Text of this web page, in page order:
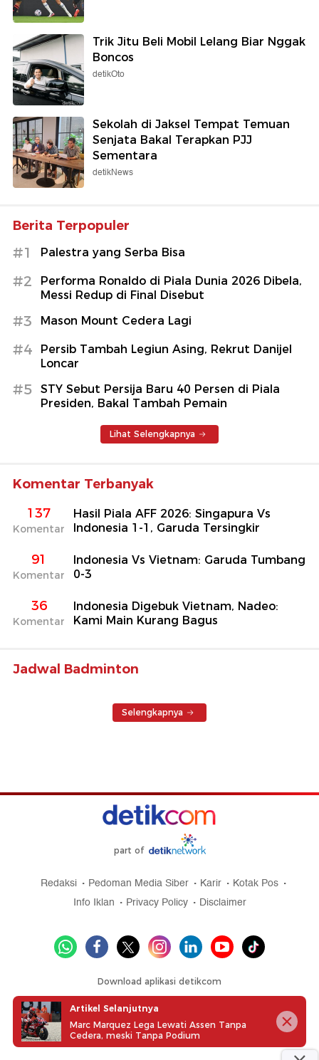
Trik Jitu Beli Mobil Lelang Biar Nggak
Boncos
detikOto
Sekolah di Jaksel Tempat Temuan
Senjata Bakal Terapkan PJJ
Sementara
detikNews
Berita Terpopuler
#1 Palestra yang Serba Bisa
#2
Performa Ronaldo di Piala Dunia 2026 Dibela,
Messi Redup di Final Disebut
#3 Mason Mount Cedera Lagi
#4
Persib Tambah Legiun Asing, Rekrut Danijel
Loncar
#5
STY Sebut Persija Baru 40 Persen di Piala
Presiden, Bakal Tambah Pemain
Lihat Selengkapnya
Komentar Terbanyak
137
Komentar
Hasil Piala AFF 2026: Singapura Vs
Indonesia 1-1, Garuda Tersingkir
91
Komentar
Indonesia Vs Vietnam: Garuda Tumbang
0-3
36
Komentar
Indonesia Digebuk Vietnam, Nadeo:
Kami Main Kurang Bagus
Jadwal Badminton
Selengkapnya
part of
Redaksi Pedoman Media Siber Karir
Kotak Pos
Info Iklan
Privacy Policy Disclaimer
Download aplikasi detikcom
Copyright @ 2026 detikcom, All right reserved
Artikel Selanjutnya
Marc Marquez Lega Lewati Assen Tanpa
Cedera, meski Tanpa Podium